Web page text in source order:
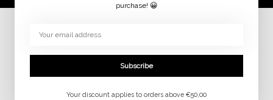
© 2026 jaimymode.nl
purchase! 😀
Subscribe
Your discount applies to orders above €50,00